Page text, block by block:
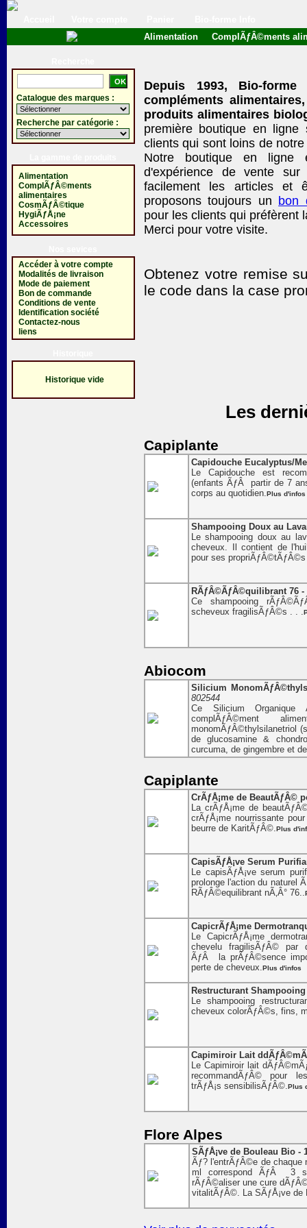
Alimentation
ComplÃƒÂ©ments
Catalogue des marques :
Recherche par catégorie :
Alimentation
ComplÃƒÂ©ments
alimentaires
CosmÃƒÂ©tique
HygiÃƒÅ¡ne
Accessoires
Accéder à votre compte
Modalités de livraison
Mode de paiement
Bon de commande
Conditions de vente
Identification société
Contactez-nous
liens
Historique vide
Depuis 1993, Bio-
compléments
produits alimentaires
première boutique en
clients qui sont loins de
Notre boutique en ligne
d'expérience de vente
facilement les articles et
proposons toujours un bon
pour les clients qui préfèrent
Merci pour votre visite.
Obtenez votre remise
le code dans la case
Les
Capiplante
Capidouche Eucalyptus/
Le Capidouche est
(enfants ÃƒÂ partir de 7
corps au quotidien.Plus d'infos
Shampooing Doux au
Le shampooing doux au
cheveux. Il contient de
pour ses propriÃƒÂ©tÃƒÂ©s
RÃƒÂ©ÃƒÂ©quilibrant 76 -
Ce shampooing
scheveux fragilisÃƒÂ©s . . .
Abiocom
Silicium
802544
Ce Silicium Organique
complÃƒÂ©ment
monomÃƒÂ©thylsilanetriol
de glucosamine &
curcuma, de gingembre et
Capiplante
CrÃƒÅ¡me de BeautÃƒÂ©
La crÃƒÅ¡me de
crÃƒÅ¡me nourrissante
beurre de KaritÃƒÂ©.Plus
CapisÃƒÅ¡ve Serum
Le capisÃƒÅ¡ve serum
prolonge l'action du naturel
RÃƒÂ©equilibrant nÃ‚Â° 76..
CapicrÃƒÅ¡me
Le CapicrÃƒÅ¡me
chevelu fragilisÃƒÂ© par
ÃƒÂ la prÃƒÂ©sence
perte de cheveux.Plus d'infos
Restructurant
Le shampooing
cheveux colorÃƒÂ©s, fins,
Capimiroir Lait
Le Capimiroir lait
recommandÃƒÂ© pour
trÃƒÅ¡s sensibilisÃƒÂ©.Plus
Flore Alpes
SÃƒÅ¡ve de Bouleau Bio -
Ãƒ? l'entrÃƒÂ©e de chaque
ml correspond ÃƒÂ 3
rÃƒÂ©aliser une cure
vitalitÃƒÂ©. La SÃƒÅ¡ve de